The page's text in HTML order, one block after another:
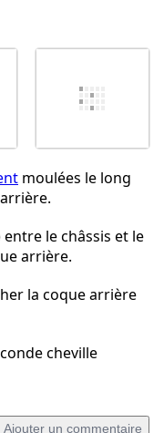
moulées le long
le châssis et le
arrière.
la coque arrière
cheville
Ajouter un commentaire